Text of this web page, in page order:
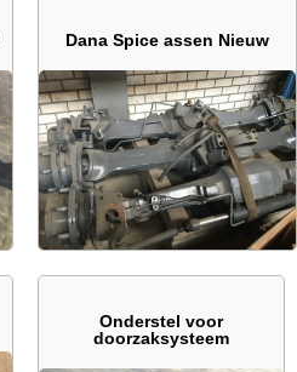
Dana Spice assen Nieuw
Onderstel voor
doorzaksysteem